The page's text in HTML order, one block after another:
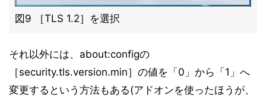
図9 ［TLS 1.2］を選択
それ以外には、about:configの
［security.tls.version.min］の値を「0」から「1」へ
変更するという方法もある(アドオンを使ったほうが、